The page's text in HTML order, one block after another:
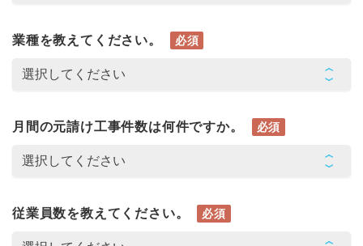
業種を教えてください。 必須
月間の元請け工事件数は何件ですか。 必須
従業員数を教えてください。 必須